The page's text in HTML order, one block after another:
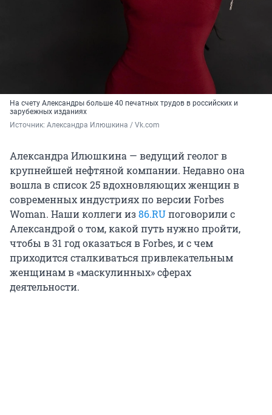
На счету Александры больше 40 печатных трудов в российских и
зарубежных изданиях
Источник: Александра Илюшкина / Vk.com
Александра Илюшкина — ведущий геолог в
крупнейшей нефтяной компании. Недавно она
вошла в список 25 вдохновляющих женщин в
современных индустриях по версии Forbes
Woman. Наши коллеги из86.RUпоговорили с
Александрой о том, какой путь нужно пройти,
чтобы в 31 год оказаться в Forbes, и с чем
приходится сталкиваться привлекательным
женщинам в «маскулинных» сферах
деятельности.